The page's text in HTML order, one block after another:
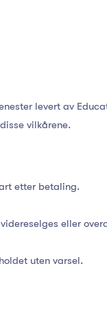
levert av
vilkårene.
etter betaling.
eller
uten varsel.